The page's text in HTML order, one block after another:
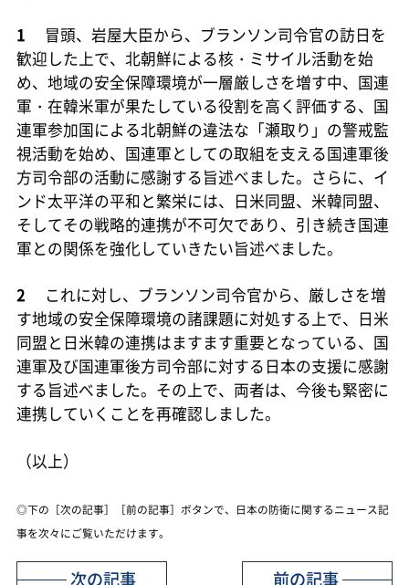
1
冒頭、岩屋大臣から、ブランソン司令官の訪日を
歓迎した上で、北朝鮮による核・ミサイル活動を始
め、地域の安全保障環境が一層厳しさを増す中、国連
軍・在韓米軍が果たしている役割を高く評価する、国
連軍参加国による北朝鮮の違法な「瀬取り」の警戒監
視活動を始め、国連軍としての取組を支える国連軍後
方司令部の活動に感謝する旨述べました。さらに、イ
ンド太平洋の平和と繁栄には、日米同盟、米韓同盟、
そしてその戦略的連携が不可欠であり、引き続き国連
軍との関係を強化していきたい旨述べました。
2
これに対し、ブランソン司令官から、厳しさを増
す地域の安全保障環境の諸課題に対処する上で、日米
同盟と日米韓の連携はますます重要となっている、国
連軍及び国連軍後方司令部に対する日本の支援に感謝
する旨述べました。その上で、両者は、今後も緊密に
連携していくことを再確認しました。
（以上）
◎下の［次の記事］［前の記事］ボタンで、日本の防衛に関するニュース記
事を次々にご覧いただけます。
前の記事
次の記事